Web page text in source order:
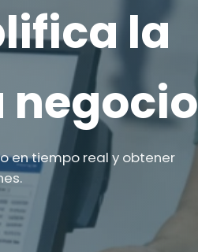
la
en tiempo real y obtener